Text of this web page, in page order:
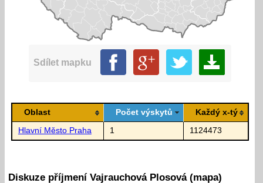
Sdílet mapku
Oblast Počet výskytů Každý x-tý
Hlavní Město Praha 1 1124473
Diskuze příjmení Vajrauchová Plosová (mapa)